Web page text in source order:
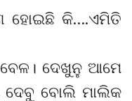
ହୋଇଛି କି….ଏମିତି
ବେଳ। ଦେଖୁନୁ ଆମେ
ବୋଲି ମାଲିକ